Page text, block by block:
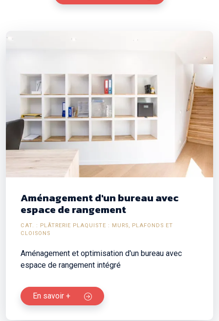
Aménagement d'un bureau avec
espace de rangement
CAT. : PLÂTRERIE PLAQUISTE : MURS, PLAFONDS ET
CLOISONS
Aménagement et optimisation d'un bureau avec
espace de rangement intégré
En savoir +